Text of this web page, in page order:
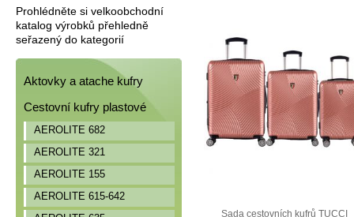
Prohlédněte si velkoobchodní
katalog výrobků přehledně
seřazený do kategorií
Aktovky a atache kufry
Cestovní kufry plastové
AEROLITE 682
AEROLITE 321
AEROLITE 155
AEROLITE 615-642
Sada cestovních kufrů TUCCI